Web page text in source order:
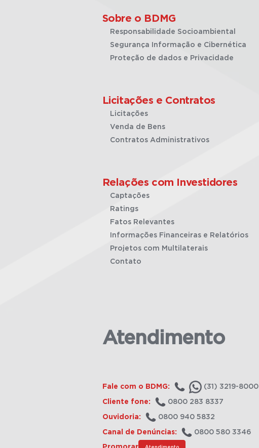
Sobre o BDMG
Responsabilidade Socioambiental
Segurança Informação e Cibernética
Proteção de dados e Privacidade
Licitações e Contratos
Licitações
Venda de Bens
Contratos Administrativos
Relações com Investidores
Captações
Ratings
Fatos Relevantes
Informações Financeiras e Relatórios
Projetos com Multilaterais
Contato
Atendimento
Fale com o BDMG: (31) 3219-8000
Cliente fone: 0800 283 8337
Ouvidoria: 0800 940 5832
Canal de Denúncias: 0800 580 3346
Atendimento